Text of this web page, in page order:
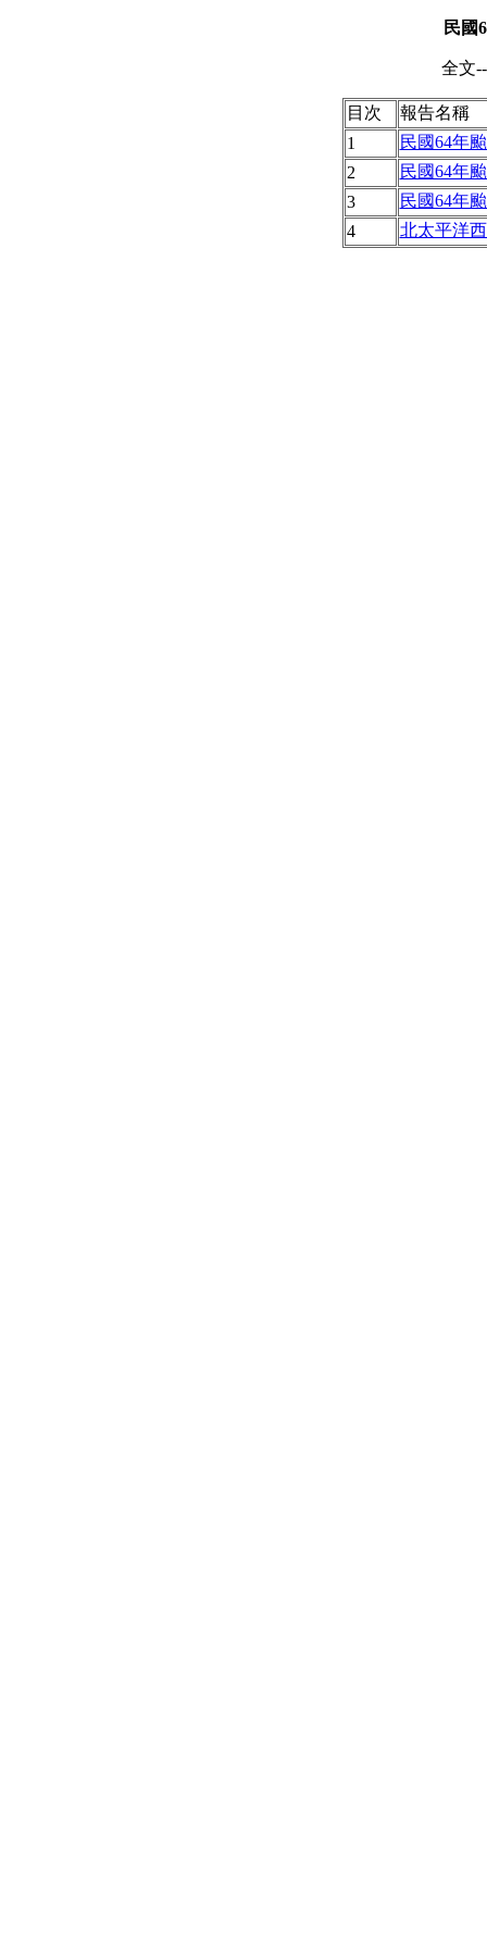
民國
全文
目次
報告名稱
1
民國64年
2
民國64年
3
民國64年
4
北太平洋